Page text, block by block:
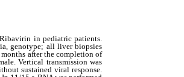
in pediatric patients.
genotype; all liver biopsies
after the completion of
Vertical transmission was
sustained viral response.